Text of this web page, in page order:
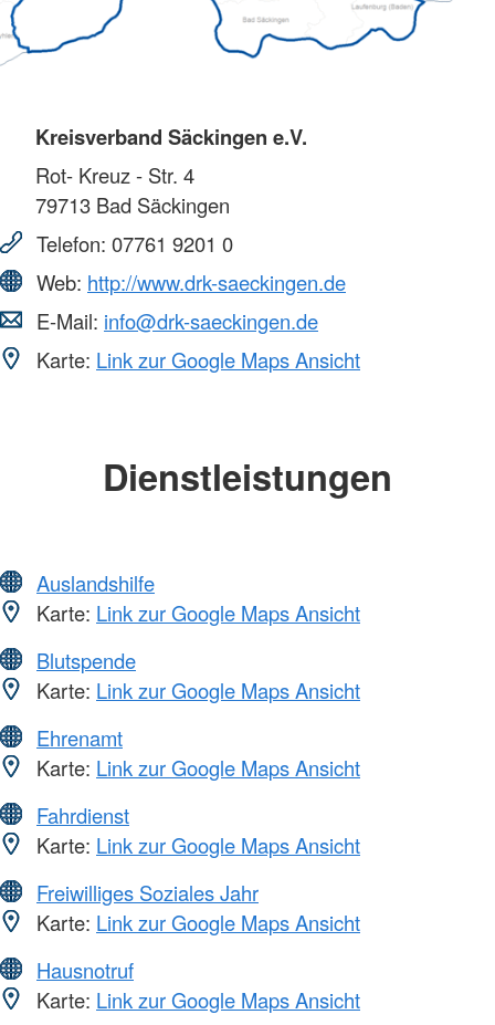
Kreisverband Säckingen e.V.
Rot- Kreuz - Str. 4
79713 Bad Säckingen
Telefon: 07761 9201 0
Web: http://www.drk-saeckingen.de
E-Mail: info@drk-saeckingen.de
Karte: Link zur Google Maps Ansicht
Dienstleistungen
Auslandshilfe
Karte: Link zur Google Maps Ansicht
Blutspende
Karte: Link zur Google Maps Ansicht
Ehrenamt
Karte: Link zur Google Maps Ansicht
Fahrdienst
Karte: Link zur Google Maps Ansicht
Freiwilliges Soziales Jahr
Karte: Link zur Google Maps Ansicht
Hausnotruf
Karte: Link zur Google Maps Ansicht